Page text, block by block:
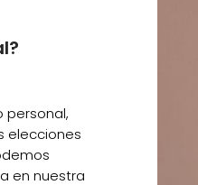
personal,
elecciones
en nuestra